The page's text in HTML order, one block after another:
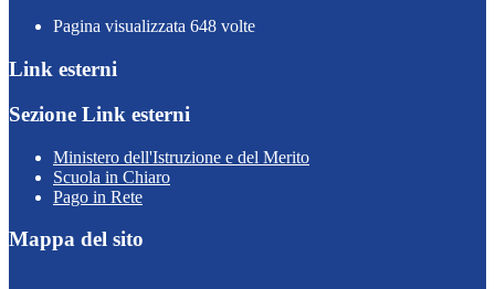
Pagina visualizzata 648 volte
Link esterni
Sezione Link esterni
Ministero dell'Istruzione e del Merito
Scuola in Chiaro
Pago in Rete
Mappa del sito